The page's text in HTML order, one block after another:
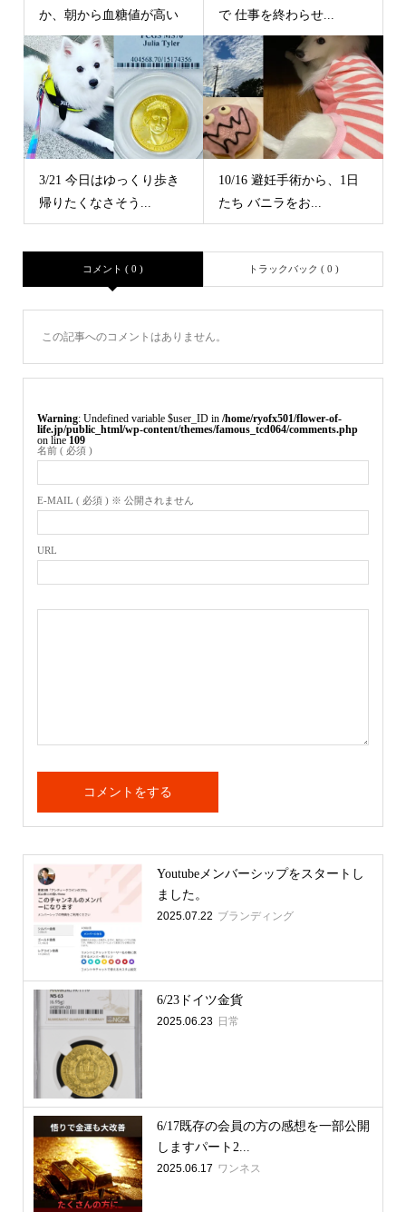
か、朝から血糖値が高い
で 仕事を終わらせ...
3/21 今日はゆっくり歩き
帰りたくなさそう...
10/16 避妊手術から、1日
たち バニラをお...
コメント ( 0 ) トラックバック ( 0 )
この記事へのコメントはありません。
Warning : Undefined variable $user_ID in /home/ryofx501/flower-of-
life.jp/public_html/wp-content/themes/famous_tcd064/comments.php
on line 109
名前 ( 必須 )
E-MAIL ( 必須 ) ※ 公開されません
URL
Youtubeメンバーシップをスタートし
ました。
2025.07.22 ブランディング
6/23ドイツ金貨
2025.06.23 日常
6/17既存の会員の方の感想を一部公開
しますパート2...
2025.06.17 ワンネス